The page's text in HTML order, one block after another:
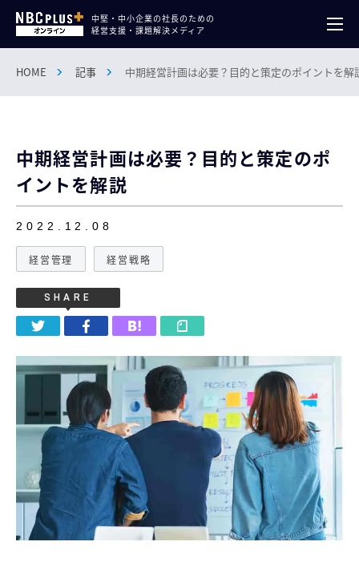
中堅・中小企業の社長のための
経営支援・課題解決メディア
HOME 記事 中期経営計画は必要？目的と策定のポイントを解
中期経営計画は必要？目的と策定のポ
イントを解説
2022.12.08
経営管理 経営戦略
SHARE